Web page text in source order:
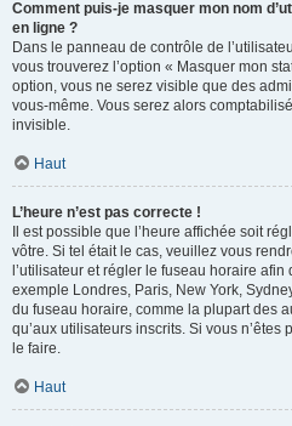
Comment puis-je masquer mon nom
en ligne ?
Dans le panneau de contrôle de
vous trouverez l’option « Masquer mon
option, vous ne serez visible que des
vous-même. Vous serez alors
invisible.
Haut
L’heure n’est pas correcte !
Il est possible que l’heure affichée soit
vôtre. Si tel était le cas, veuillez vous
l’utilisateur et régler le fuseau horaire
exemple Londres, Paris, New York,
du fuseau horaire, comme la plupart des
qu’aux utilisateurs inscrits. Si vous n’êtes
le faire.
Haut